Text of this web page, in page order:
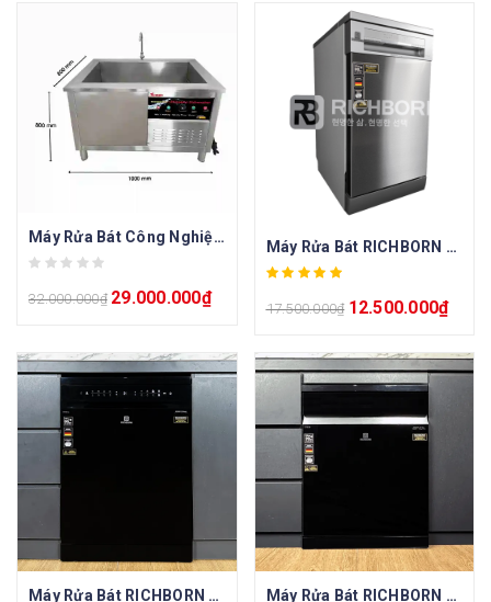
Máy Rửa Bát Công Nghiệp Texgio
32.000.000₫ 29.000.000₫
Máy Rửa Bát RICHBORN RDS4585EMS
17.500.000₫ 12.500.000₫
Máy Rửa Bát RICHBORN RDP6085-S9 Master Máy Rửa Bát RICHBORN RDG6080-S9 Ultra